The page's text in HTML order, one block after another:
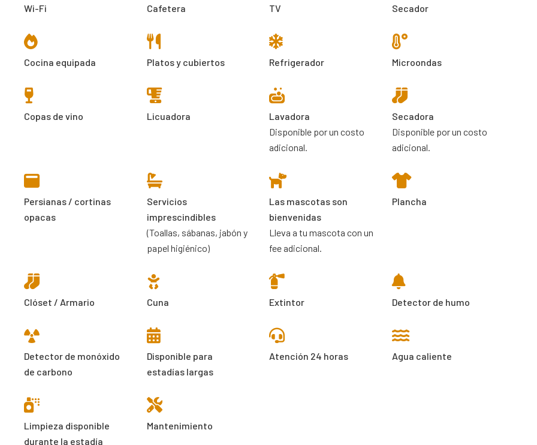
Wi-Fi Cafetera TV Secador
Cocina equipada Platos y cubiertos Refrigerador Microondas
Copas de vino Licuadora
Lavadora
Disponible por un costo
adicional.
Secadora
Disponible por un costo
adicional.
Persianas / cortinas
opacas
Servicios
imprescindibles
(Toallas, sábanas, jabón y
papel higiénico)
Las mascotas son
bienvenidas
Lleva a tu mascota con un
fee adicional.
Plancha
Clóset / Armario Cuna Extintor Detector de humo
Detector de monóxido
de carbono
Disponible para
estadías largas
Atención 24 horas Agua caliente
Limpieza disponible
durante la estadía
Mantenimiento